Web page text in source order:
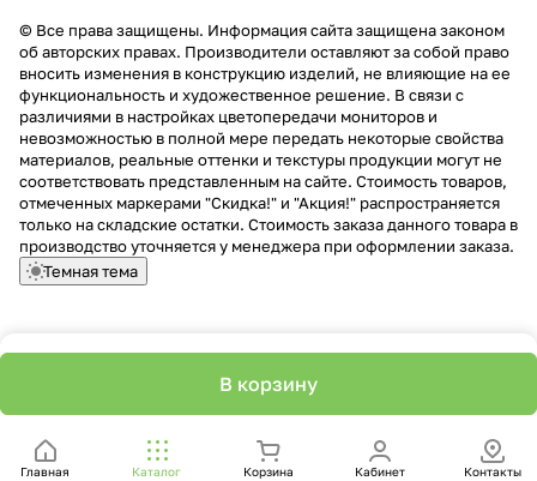
В корзину
Главная Каталог Корзина Кабинет Контакты
© Все права защищены. Информация сайта защищена законом
об авторских правах. Производители оставляют за собой право
вносить изменения в конструкцию изделий, не влияющие на ее
функциональность и художественное решение. В связи с
различиями в настройках цветопередачи мониторов и
невозможностью в полной мере передать некоторые свойства
материалов, реальные оттенки и текстуры продукции могут не
соответствовать представленным на сайте. Стоимость товаров,
отмеченных маркерами "Скидка!" и "Акция!" распространяется
только на складские остатки. Стоимость заказа данного товара в
производство уточняется у менеджера при оформлении заказа.
Темная тема